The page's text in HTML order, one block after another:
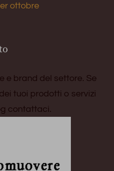
ottobre
e brand del settore. Se
tuoi prodotti o servizi
contattaci.